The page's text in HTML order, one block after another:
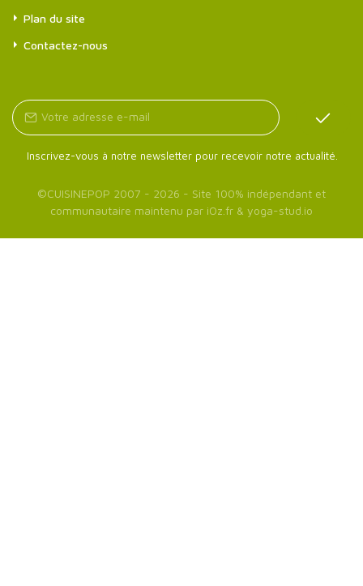
Plan du site
Contactez-nous
Inscrivez-vous à notre newsletter pour recevoir notre actualité.
©CUISINEPOP 2007 - 2026 - Site 100% indépendant et
communautaire maintenu par iOz.fr & yoga-stud.io